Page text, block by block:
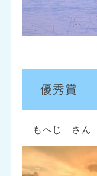
優秀賞
もへじ さん